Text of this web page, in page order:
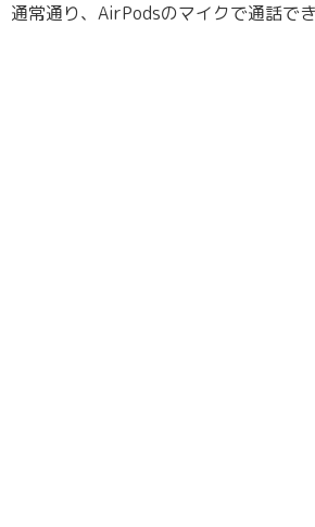
通常通り、AirPodsのマイクで通話でき